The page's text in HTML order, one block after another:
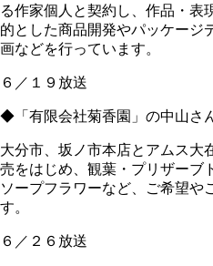
る作家個人と契約し、作品・表
的とした商品開発やパッケージ
画などを行っています。
６／１９放送
◆「有限会社菊香園」の中山さ
大分市、坂ノ市本店とアムス大
売をはじめ、観葉・プリザーブ
ソープフラワーなど、ご希望や
す。
６／２６放送